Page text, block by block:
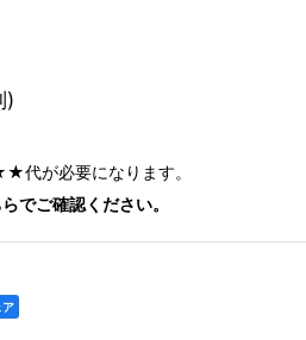
)
代が必要になります。
でご確認ください。